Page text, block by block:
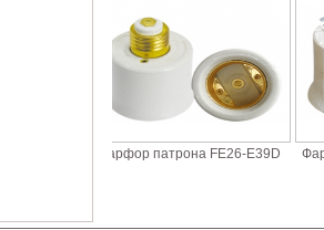
Фарфор патрона FE26-E39D Фарфор